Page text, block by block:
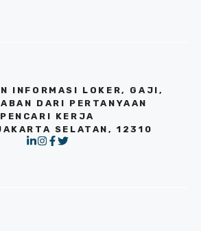
INFORMASI LOKER, GAJI,
DARI PERTANYAAN
PENCARI KERJA
SELATAN, 12310